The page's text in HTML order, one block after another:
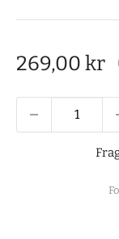
Salgspris
269,00 kr